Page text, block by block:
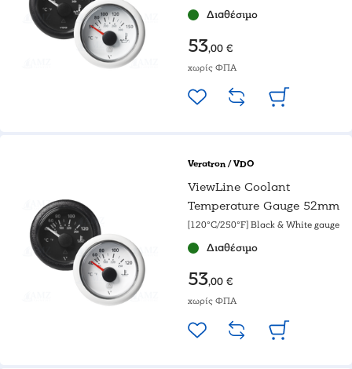
Διαθέσιμο
53,00 €
χωρίς ΦΠΑ
Veratron / VDO
ViewLine Coolant
Temperature Gauge 52mm
[120°C/250°F] Black & White gauge
Διαθέσιμο
53,00 €
χωρίς ΦΠΑ